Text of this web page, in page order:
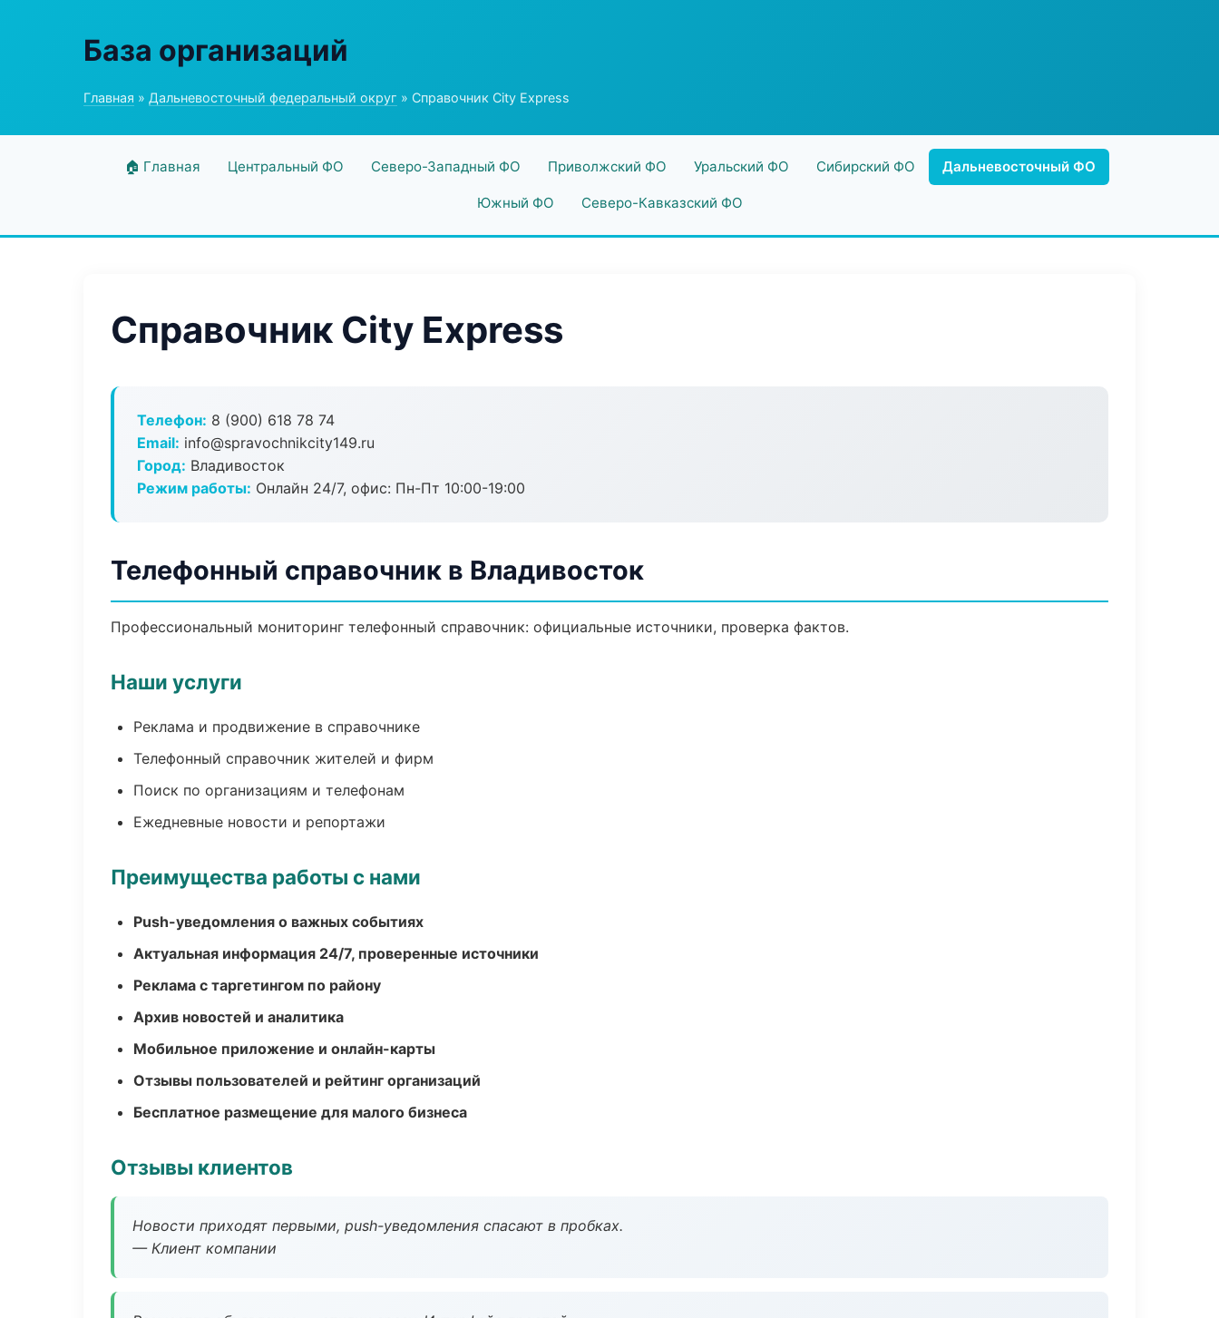
База организаций
Главная » Дальневосточный федеральный округ » Справочник City Express
🏠 Главная Центральный ФО Северо-Западный ФО Приволжский ФО Уральский ФО Сибирский ФО Дальневосточный ФО
Южный ФО Северо-Кавказский ФО
Справочник City Express
Телефон: 8 (900) 618 78 74
Email: info@spravochnikcity149.ru
Город: Владивосток
Режим работы: Онлайн 24/7, офис: Пн-Пт 10:00-19:00
Телефонный справочник в Владивосток
Профессиональный мониторинг телефонный справочник: официальные источники, проверка фактов.
Наши услуги
Реклама и продвижение в справочнике
Телефонный справочник жителей и фирм
Поиск по организациям и телефонам
Ежедневные новости и репортажи
Преимущества работы с нами
Push-уведомления о важных событиях
Актуальная информация 24/7, проверенные источники
Реклама с таргетингом по району
Архив новостей и аналитика
Мобильное приложение и онлайн-карты
Отзывы пользователей и рейтинг организаций
Бесплатное размещение для малого бизнеса
Отзывы клиентов
Новости приходят первыми, push-уведомления спасают в пробках.
— Клиент компании